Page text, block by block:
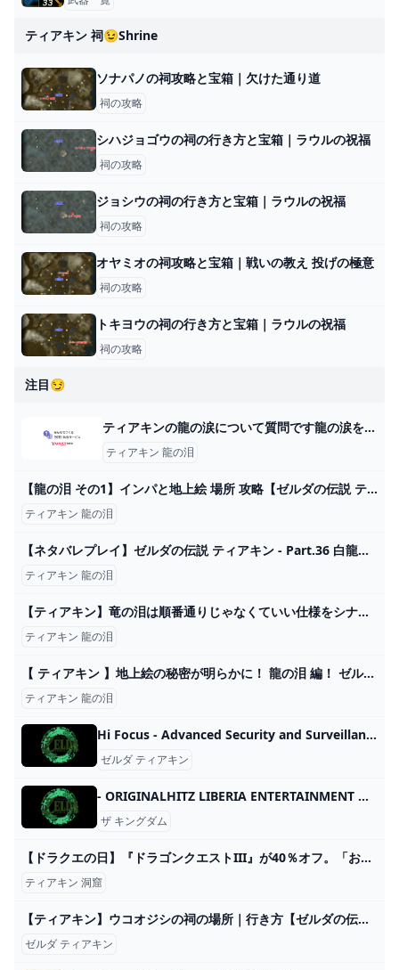
ティアキン 祠😉shrine
ソナパノの祠攻略と宝箱｜欠けた通り道
祠の攻略
シハジョゴウの祠の行き方と宝箱｜ラウルの祝福
祠の攻略
ジョシウの祠の行き方と宝箱｜ラウルの祝福
祠の攻略
オヤミオの祠攻略と宝箱｜戦いの教え 投げの極意
祠の攻略
トキヨウの祠の行き方と宝箱｜ラウルの祝福
祠の攻略
注目😏
ティアキンの龍の涙について質問です龍の涙を巡る順番って適当でも問題あ... - Yahoo!知恵袋
ティアキン 龍の泪
【龍の泪 その1】インパと地上絵 場所 攻略【ゼルダの伝説 ティアーズ オブ ザ キングダム ティアキン】 - YouTube
ティアキン 龍の泪
【ネタバレプレイ】ゼルダの伝説 ティアキン - Part.36 白龍の泪 - ゆるぽぽ帳
ティアキン 龍の泪
【ティアキン】竜の泪は順番通りじゃなくていい仕様をシナリオ担当が知らなかったんじゃねと思うような感じがする｜ぽちぽちゲーム速報
ティアキン 龍の泪
【 ティアキン 】地上絵の秘密が明らかに！ 龍の泪 編！ ゼルダの伝説ティアーズオブキングダム【ホロライブ/沙花叉クロヱ】 - YouTube
ティアキン 龍の泪
Hi Focus - Advanced Security and Surveillance Solutions - Hi Focus CCTV
ゼルダ ティアキン
- ORIGINALHITZ LIBERIA ENTERTAINMENT MUSIC
ザ キングダム
【ドラクエの日】『ドラゴンクエストIII』が40％オフ。「おきのどくですが……」寝る間も惜しんで遊んだレベル99の勇者の最後に、画面の前で気絶したあの日はきっともう来ない - 電撃オンライン
ティアキン 洞窟
【ティアキン】ウコオジシの祠の場所｜行き方【ゼルダの伝説ティアーズオブザキングダム】 - YouTube
ゼルダ ティアキン